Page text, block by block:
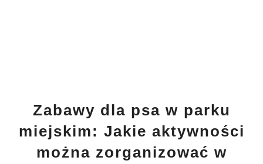
Zabawy dla psa w parku
miejskim: Jakie aktywności
można zorganizować w